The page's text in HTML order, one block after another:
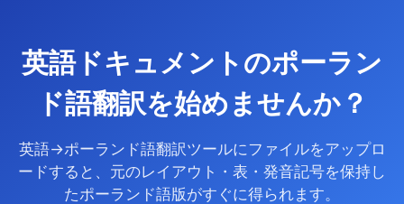
英語ドキュメントのポーラン
ド語翻訳を始めませんか？
英語→ポーランド語翻訳ツールにファイルをアップロ
ードすると、元のレイアウト・表・発音記号を保持し
たポーランド語版がすぐに得られます。